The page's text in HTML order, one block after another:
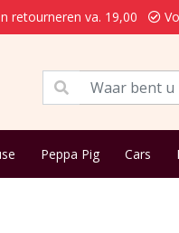
retourneren va. 19,00
Peppa Pig Cars